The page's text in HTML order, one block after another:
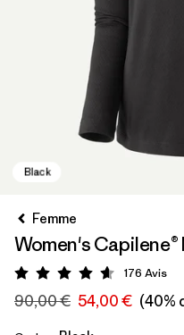
Femme
Women's
Évaluation: 4.6 / 5
176 Avis
90,00 € 54,00 € (40%